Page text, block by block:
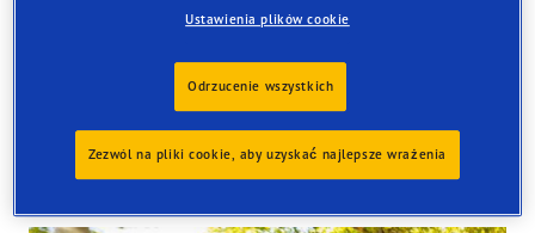
Tyres available at the store
Ustawienia plików cookie
Odrzucenie wszystkich
Zezwól na pliki cookie, aby uzyskać najlepsze wrażenia